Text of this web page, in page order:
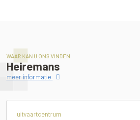
WAAR KAN U ONS VINDEN
Heiremans
meer informatie
uitvaartcentrum